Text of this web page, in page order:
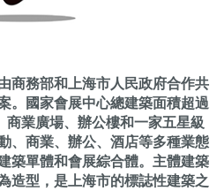
商務部和上海市人民政府合作共
。國家會展中心總建築面積超過
業廣場、辦公樓和一家五星級
、商業、辦公、酒店等多種業態
築單體和會展綜合體。主體建築
造型，是上海市的標誌性建築之